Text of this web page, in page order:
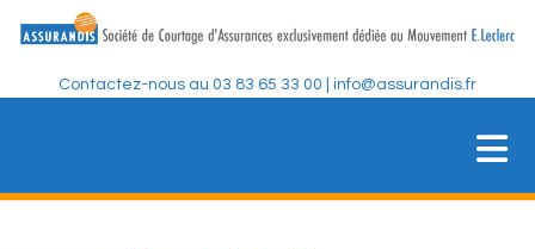
Contactez-nous au 03 83 65 33 00 | info@assurandis.fr